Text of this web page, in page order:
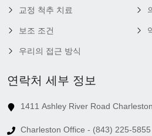
교정 척추 치료
보조 조건
우리의 접근 방식
연락처 세부 정보
1411 Ashley River Road
Charleston Office - (843) 225-5855